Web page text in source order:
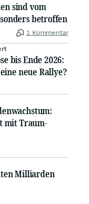
sind vom
betroffen
1 Kommentar
bis Ende 2026:
neue Rallye?
mit Traum-
Milliarden